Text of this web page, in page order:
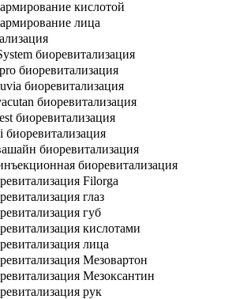
кислотой
лица
биоревитализация
биоревитализация
биоревитализация
биоревитализация
биоревитализация
биоревитализация
биоревитализация
биоревитализация
Filorga
глаз
губ
кислотами
лица
Мезовартон
Мезоксантин
рук